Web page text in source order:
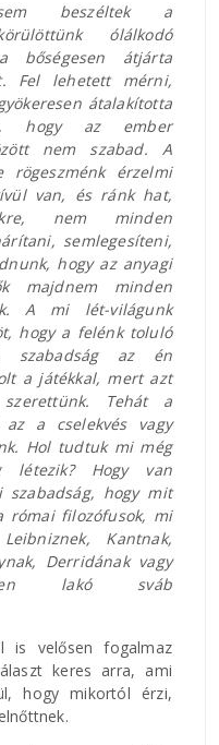
beszéltek a
ólálkodó
bőségesen átjárta
Fel lehetett mérni,
átalakította
hogy az ember
nem szabad. A
rögeszménk érzelmi
van, és ránk hat,
nem minden
semlegesíteni,
hogy az anyagi
majdnem minden
A mi lét-világunk
hogy a felénk toluló
szabadság az én
a játékkal, mert azt
Tehát a
a cselekvés vagy
Hol tudtuk mi még
létezik? Hogy van
szabadság, hogy mit
római filozófusok, mi
Kantnak,
Derridának vagy
lakó sváb
is velősen fogalmaz
keres arra, ami
hogy mikortól érzi,